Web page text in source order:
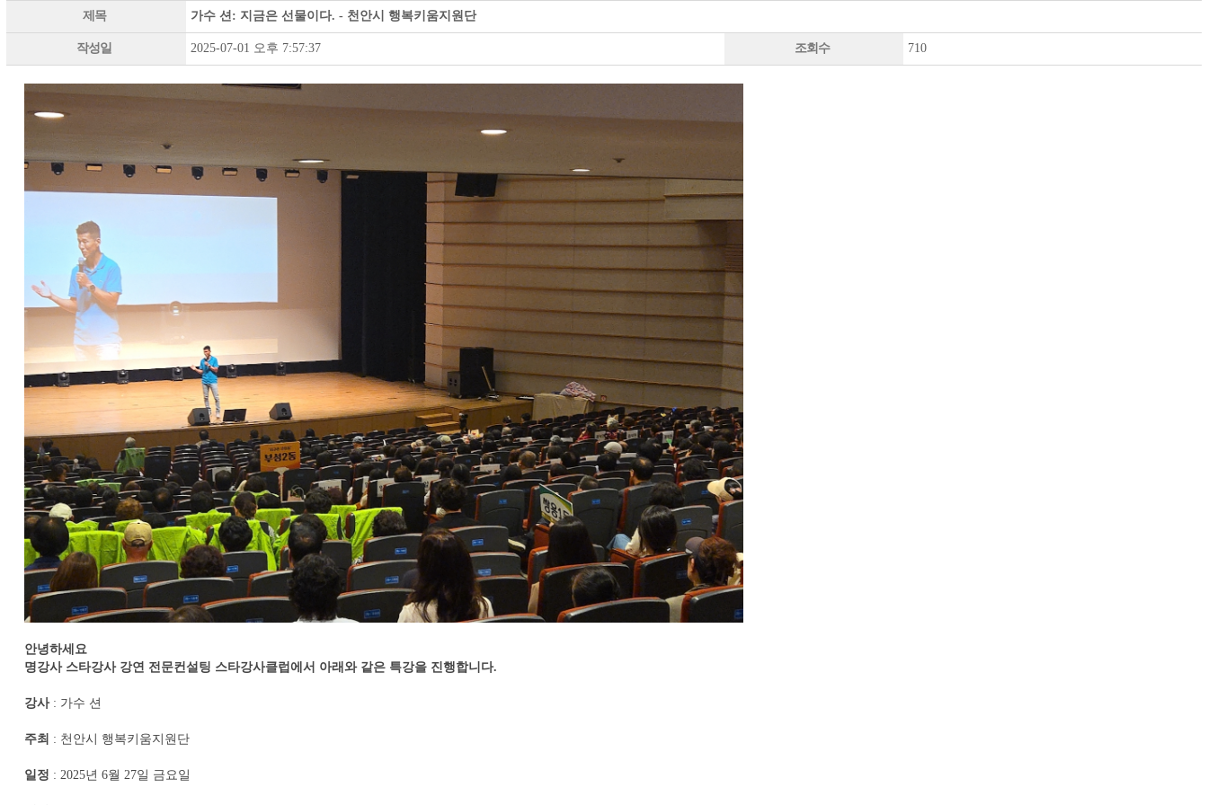
제목 가수 션: 지금은 선물이다. - 천안시 행복키움지원단
작성일 2025-07-01 오후 7:57:37 조회수 710
안녕하세요
명강사 스타강사 강연 전문컨설팅 스타강사클럽에서 아래와 같은 특강을 진행합니다.
강사: 가수 션
주최 : 천안시 행복키움지원단
일정 : 2025년 6월 27일 금요일